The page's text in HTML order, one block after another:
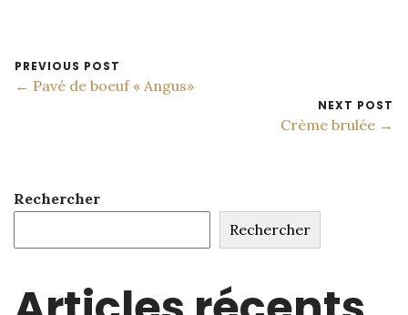
PREVIOUS POST
← Pavé de boeuf « Angus»
NEXT POST
Crème brulée →
Rechercher
Rechercher